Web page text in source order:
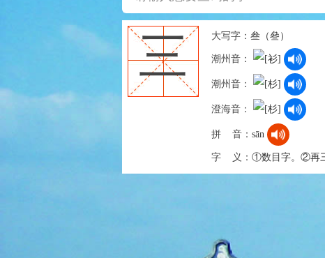
三 大写字： 叁（叄）
潮州音：
潮州音：
澄海音：
拼 音： sān
字 义： ①数目字。②再